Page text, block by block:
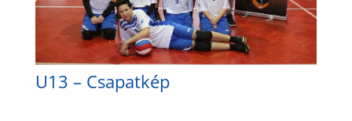
U13 – Csapatkép